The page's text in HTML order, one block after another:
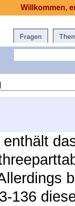
Fragen
136
Willkommen,